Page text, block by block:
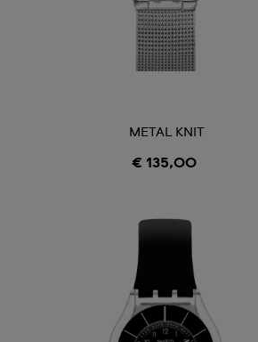
METAL KNIT
€ 135,00